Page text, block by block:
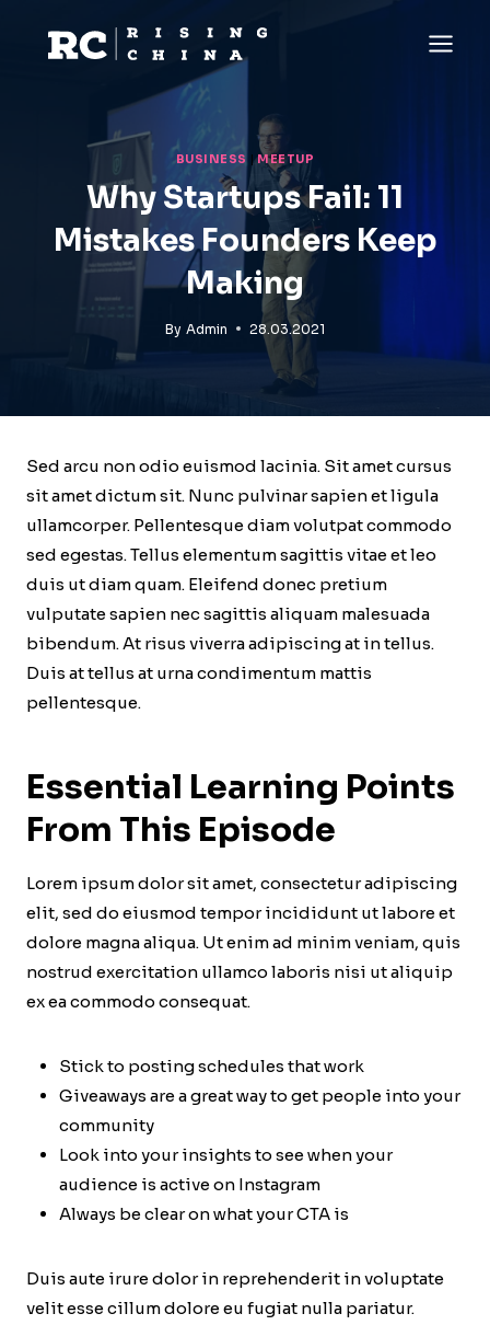
BUSINESS |MEETUP
Why Startups Fail: 11
Mistakes Founders Keep
Making
By Admin 28.03.2021
Sed arcu non odio euismod lacinia. Sit amet cursus
sit amet dictum sit. Nunc pulvinar sapien et ligula
ullamcorper. Pellentesque diam volutpat commodo
sed egestas. Tellus elementum sagittis vitae et leo
duis ut diam quam. Eleifend donec pretium
vulputate sapien nec sagittis aliquam malesuada
bibendum. At risus viverra adipiscing at in tellus.
Duis at tellus at urna condimentum mattis
pellentesque.
Essential Learning Points
From This Episode
Lorem ipsum dolor sit amet, consectetur adipiscing
elit, sed do eiusmod tempor incididunt ut labore et
dolore magna aliqua. Ut enim ad minim veniam, quis
nostrud exercitation ullamco laboris nisi ut aliquip
ex ea commodo consequat.
Stick to posting schedules that work
Giveaways are a great way to get people into your
community
Look into your insights to see when your
audience is active on Instagram
Always be clear on what your CTA is
Duis aute irure dolor in reprehenderit in voluptate
velit esse cillum dolore eu fugiat nulla pariatur.